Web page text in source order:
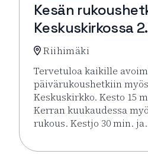
Kesän
Keskuskirkossa
Riihimäki
Tervetuloa kaikille
päivärukoushetkiin
Keskuskirkko. Kesto 15
Kerran kuukaudessa
rukous. Kestjo 30 min.
Lue lisää tapahtumasta